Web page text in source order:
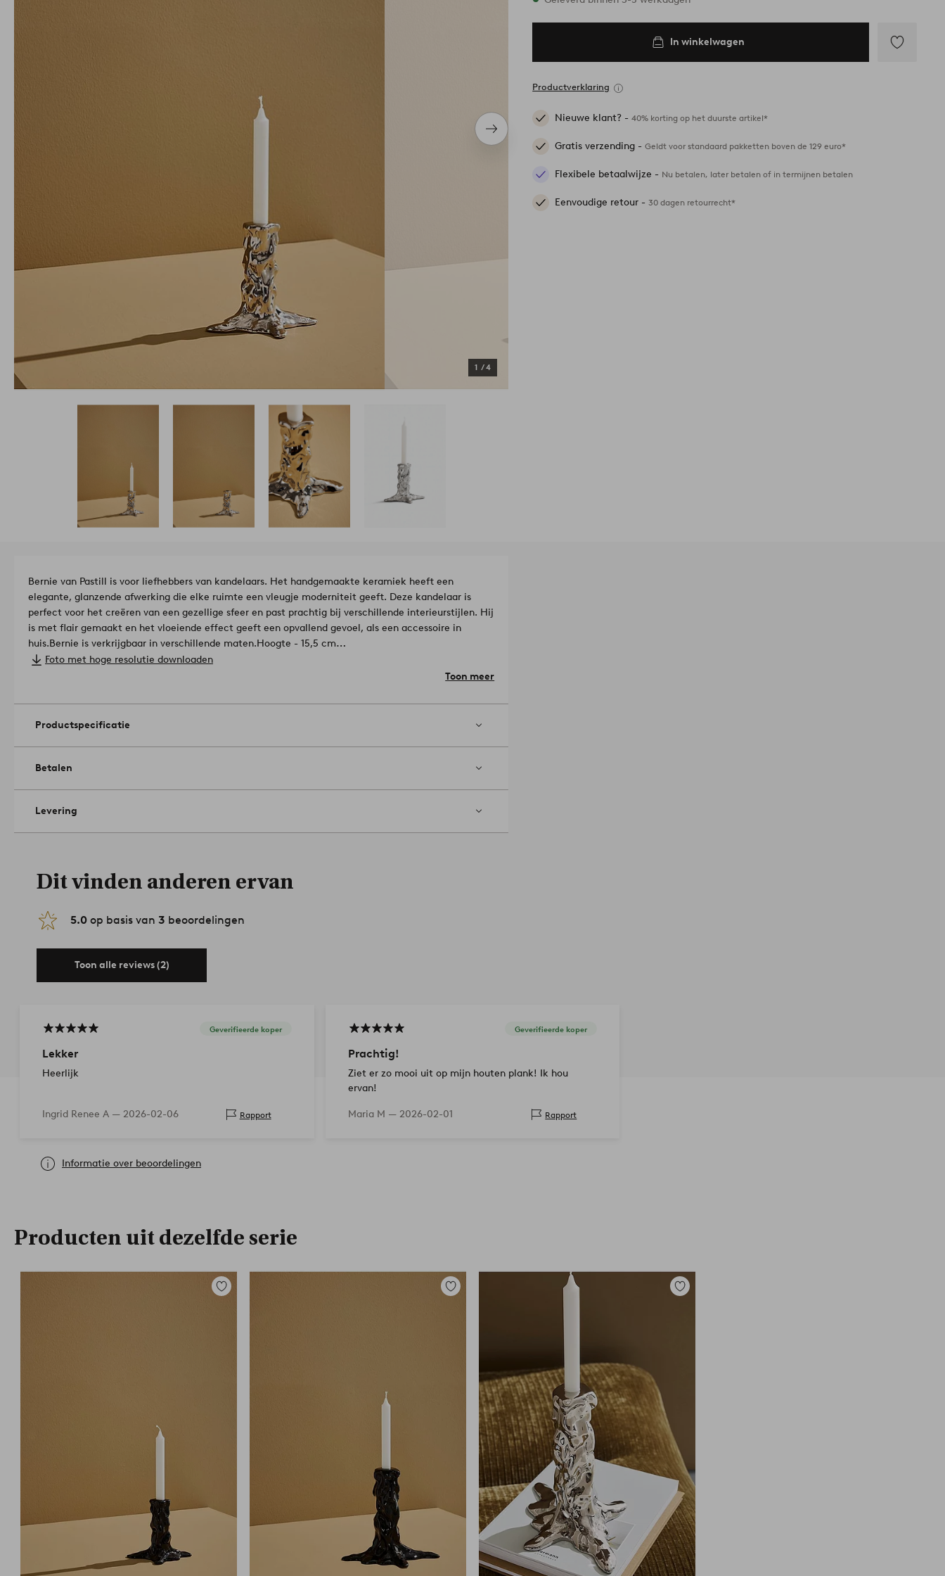
Volgend
item
1 /4
In winkelwagen
Productverklaring
Nieuwe klant? -40% korting op het duurste artikel*
Gratis verzending -Geldt voor standaard pakketten boven de 129 euro*
Flexibele betaalwijze - Nu betalen, later betalen of in termijnen betalen
Eenvoudige retour -30 dagen retourrecht*
Bernie van Pastill is voor liefhebbers van kandelaars. Het handgemaakte keramiek heeft een
elegante, glanzende afwerking die elke ruimte een vleugje moderniteit geeft. Deze kandelaar is
perfect voor het creëren van een gezellige sfeer en past prachtig bij verschillende interieurstijlen. Hij
is met flair gemaakt en het vloeiende effect geeft een opvallend gevoel, als een accessoire in
huis.Bernie is verkrijgbaar in verschillende maten.Hoogte - 15,5 cm
Diameter - 5,5 cm.Artikelnummer: 2118754-02-0
Foto met hoge resolutie downloaden
Toon meer
Productspecificatie
Betalen
Levering
Dit vinden anderen ervan
5.0 op basis van 3 beoordelingen
Toon alle reviews (2)
Geverifieerde koper
Lekker
Heerlijk
Ingrid Renee A — 2026-02-06 Rapport
Geverifieerde koper
Prachtig!
Ziet er zo mooi uit op mijn houten plank! Ik hou
ervan!
Maria M — 2026-02-01 Rapport
Informatie over beoordelingen
Producten uit dezelfde serie
Toevoegen
Toevoegen
Toevoegen